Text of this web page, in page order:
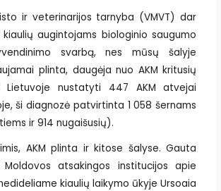
ir veterinarijos tarnyba (VMVT) dar
augintojams biologinio saugumo
svarbą, nes mūsų šalyje
plinta, daugėja nuo AKM kritusių
Lietuvoje nustatyti 447 AKM atvejai
ši diagnozė patvirtinta 1 058 šernams
ir 914 nugaišusių).
AKM plinta ir kitose šalyse. Gauta
atsakingos institucijos apie
kiaulių laikymo ūkyje Ursoaia